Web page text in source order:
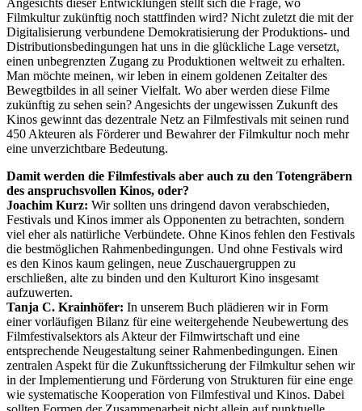
Filmkultur zukünftig noch stattfinden wird? Nicht zuletzt die mit der
Digitalisierung verbundene Demokratisierung der Produktions- und
Distributionsbedingungen hat uns in die glückliche Lage versetzt,
einen unbegrenzten Zugang zu Produktionen weltweit zu erhalten.
Man möchte meinen, wir leben in einem goldenen Zeitalter des
Bewegtbildes in all seiner Vielfalt. Wo aber werden diese Filme
zukünftig zu sehen sein? Angesichts der ungewissen Zukunft des
Kinos gewinnt das dezentrale Netz an Filmfestivals mit seinen rund
450 Akteuren als Förderer und Bewahrer der Filmkultur noch mehr
eine unverzichtbare Bedeutung.
Damit werden die Filmfestivals aber auch zu den Totengräbern
des anspruchsvollen Kinos, oder?
Joachim Kurz: Wir sollten uns dringend davon verabschieden,
Festivals und Kinos immer als Opponenten zu betrachten, sondern
viel eher als natürliche Verbündete. Ohne Kinos fehlen den Festivals
die bestmöglichen Rahmenbedingungen. Und ohne Festivals wird
es den Kinos kaum gelingen, neue Zuschauergruppen zu
erschließen, alte zu binden und den Kulturort Kino insgesamt
aufzuwerten.
Tanja C. Krainhöfer: In unserem Buch plädieren wir in Form
einer vorläufigen Bilanz für eine weitergehende Neubewertung des
Filmfestivalsektors als Akteur der Filmwirtschaft und eine
entsprechende Neugestaltung seiner Rahmenbedingungen. Einen
zentralen Aspekt für die Zukunftssicherung der Filmkultur sehen wir
in der Implementierung und Förderung von Strukturen für eine enge
wie systematische Kooperation von Filmfestival und Kinos. Dabei